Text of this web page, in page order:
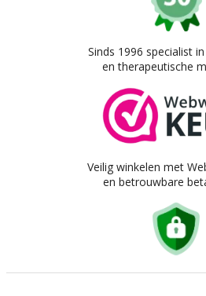
Sinds 1996 specialist
en therapeutische
Veilig winkelen met
en betrouwbare